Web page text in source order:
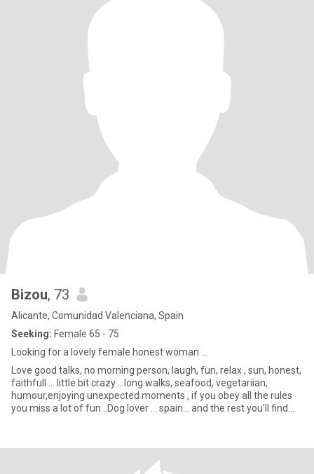
Bizou, 73
Alicante, Comunidad Valenciana, Spain
Seeking: Female 65 - 75
Looking for a lovely female honest woman …
Love good talks, no morning person, laugh, fun, relax , sun, honest,
faithfull ... little bit crazy ...long walks, seafood, vegetariian,
humour,enjoying unexpected moments , if you obey all the rules
you miss a lot of fun ..Dog lover ... spain... and the rest you’ll find